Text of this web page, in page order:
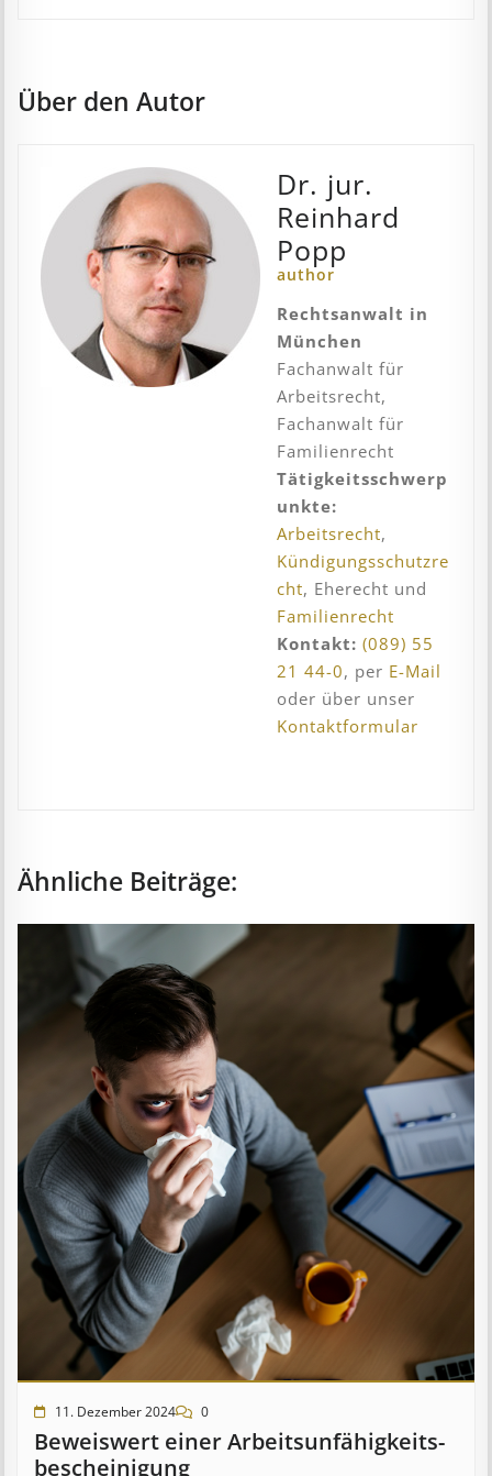
Über den Autor
Dr. jur.
Reinhard
Popp
author
Rechtsanwalt in
München
Fachanwalt für
Arbeitsrecht,
Fachanwalt für
Familienrecht
Tätigkeitsschwerp
unkte:
Arbeitsrecht,
Kündigungsschutzre
cht, Eherecht und
Familienrecht
Kontakt: (089) 55
21 44-0, per E-Mail
oder über unser
Kontaktformular
Ähnliche Beiträge:
11. Dezember 2024 0
Beweis­wert einer Arbeits­un­fähig­keits­
be­scheinig­ung